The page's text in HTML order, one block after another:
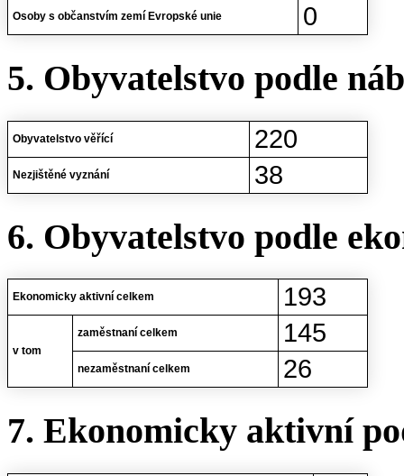
Osoby s občanstvím zemí Evropské unie 0
5. Obyvatelstvo podle
Obyvatelstvo věřící 220
Nezjištěné vyznání 38
6. Obyvatelstvo podle
Ekonomicky aktivní celkem 193
v tom
zaměstnaní celkem 145
nezaměstnaní celkem 26
7. Ekonomicky aktivní